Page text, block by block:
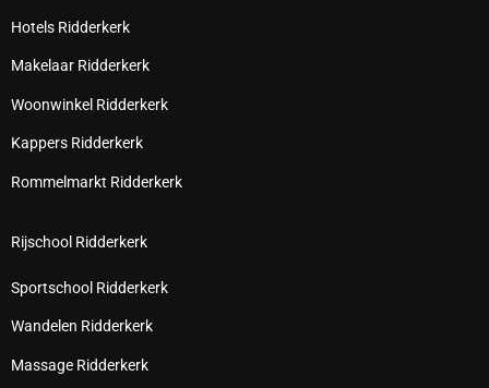
Hotels Ridderkerk
Makelaar Ridderkerk
Woonwinkel Ridderkerk
Kappers Ridderkerk
Rommelmarkt Ridderkerk
Rijschool Ridderkerk
Sportschool Ridderkerk
Wandelen Ridderkerk
Massage Ridderkerk